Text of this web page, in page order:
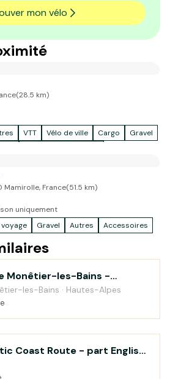
mon vélo
(28.5 km)
VTT Vélo de ville Cargo
Gravel
Mamirolle, France(51.5 km)
uniquement
Gravel Autres
Accessoires
Monêtier-les-Bains -
les-Bains · Hautes-Alpes
Coast Route - part English